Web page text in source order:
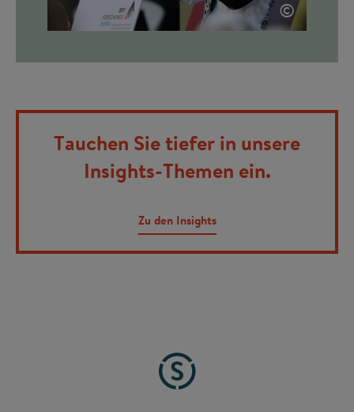
©
Tauchen Sie tiefer in unsere
Insights-Themen ein.
Zu den Insights